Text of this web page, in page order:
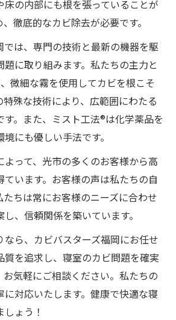
の内部にも根を張っていることが
徹底的なカビ除去が必要です。
では、専門の技術と最新の機器を駆
に取り組みます。私たちの主力と
微細な霧を使用してカビを根こそ
殊な技術により、広範囲にわたる
す。また、ミスト工法®は化学薬品を
にも優しい手法です。
って、光市の多くのお客様から高
ています。お客様の声は私たちの自
ちは常にお客様のニーズに合わせ
、信頼関係を築いています。
なら、カビバスターズ福岡にお任せ
質を追求し、寝室のカビ問題を確実
お気軽にご相談ください。私たちの
対応いたします。健康で快適な寝
ょう！